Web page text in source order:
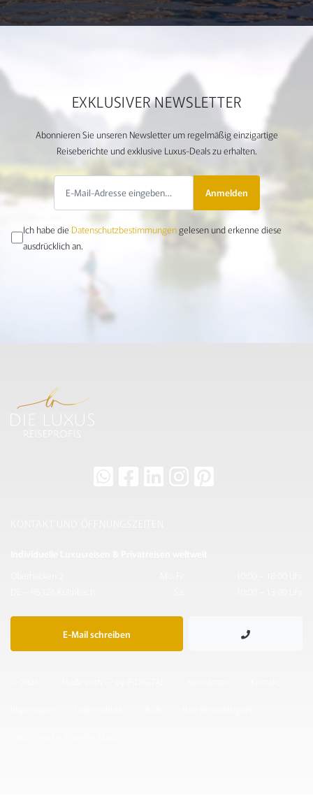
EXKLUSIVER NEWSLETTER
Abonnieren Sie unseren Newsletter um regelmäßig einzigartige
Reiseberichte und exklusive Luxus-Deals zu erhalten.
Anmelden
Ich habe die Datenschutzbestimmungengelesen und erkenne diese
ausdrücklich an.
E-Mail schreiben